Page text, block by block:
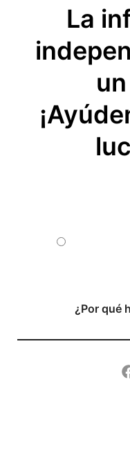
La
Monthly
¿Por qué